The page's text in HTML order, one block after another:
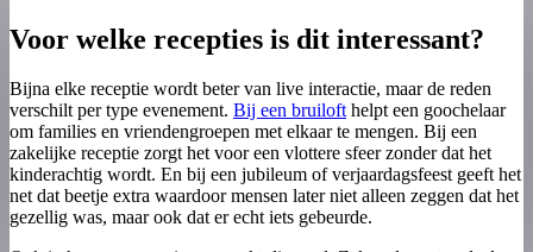
Voor welke recepties is dit interessant?
Bijna elke receptie wordt beter van live interactie, maar de reden
verschilt per type evenement. Bij een bruilofthelpt een goochelaar
om families en vriendengroepen met elkaar te mengen. Bij een
zakelijke receptie zorgt het voor een vlottere sfeer zonder dat het
kinderachtig wordt. En bij een jubileum of verjaardagsfeest geeft het
net dat beetje extra waardoor mensen later niet alleen zeggen dat het
gezellig was, maar ook dat er echt iets gebeurde.